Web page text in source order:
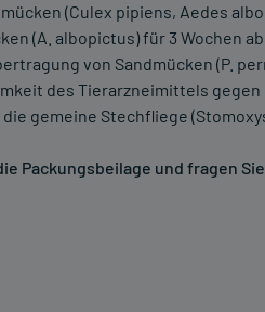
(Culex pipiens, Aedes
(A. albopictus) für 3 Wochen
von Sandmücken (P.
des Tierarzneimittels gegen
gemeine Stechfliege
Packungsbeilage und fragen